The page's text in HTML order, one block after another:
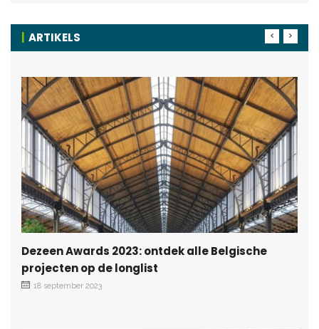
ARTIKELS
Dezeen Awards 2023: ontdek alle Belgische
projecten op de longlist
18 september 2023